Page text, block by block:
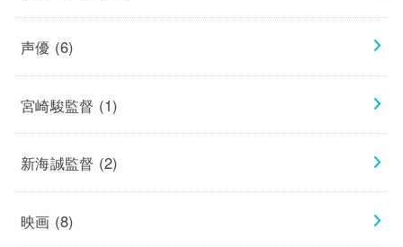
声優 (6)
宮崎駿監督 (1)
新海誠監督 (2)
映画 (8)